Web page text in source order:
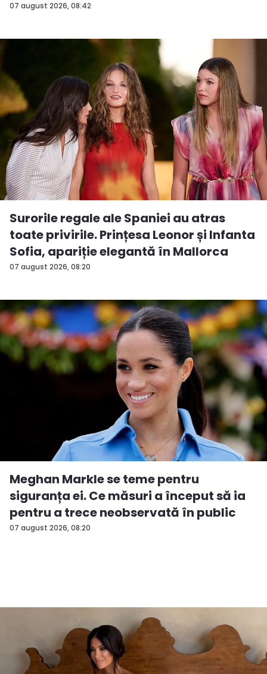
07 august 2026, 08:42
07 august 2026, 08:20
Surorile regale ale Spaniei au atras
toate privirile. Prințesa Leonor și Infanta
Sofia, apariție elegantă în Mallorca
07 august 2026, 08:20
Meghan Markle se teme pentru
siguranța ei. Ce măsuri a început să ia
pentru a trece neobservată în public